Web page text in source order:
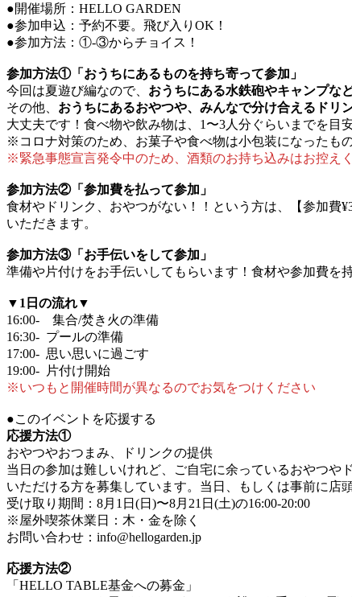
●開催場所：HELLO GARDEN
●参加申込：予約不要。飛び入りOK！
●参加方法：①-③からチョイス！
参加方法①「おうちにあるものを持ち寄って参加」
今回は夏遊び編なので、 おうちにある水鉄砲やキャンプな
その他、 おうちにあるおやつや、みんなで分け合えるドリ
大丈夫です！食べ物や飲み物は、1〜3人分ぐらいまでを目
※コロナ対策のため、お菓子や食べ物は小包装になったも
※緊急事態宣言発令中のため、酒類のお持ち込みはお控えく
参加方法②「参加費を払って参加」
食材やドリンク、おやつがない！！という方は、【参加費
いただきます。
参加方法③「お手伝いをして参加」
準備や片付けをお手伝いしてもらいます！食材や参加費を
▼1日の流れ▼
16:00- 集合/焚き火の準備
16:30- プールの準備
17:00- 思い思いに過ごす
19:00- 片付け開始
※いつもと開催時間が異なるのでお気をつけください
●このイベントを応援する
応援方法①
おやつやおつまみ、ドリンクの提供
当日の参加は難しいけれど、ご自宅に余っているおやつや
いただける方を募集しています。当日、もしくは事前に店
受け取り期間：8月1日(日)〜8月21日(土)の16:00-20:00
※屋外喫茶休業日：木・金を除く
お問い合わせ：info@hellogarden.jp
応援方法②
「HELLO TABLE基金への募金」